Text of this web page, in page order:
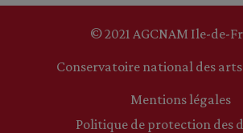
© 2021 AGCNAM Ile-de-
Conservatoire national des
Mentions légales
Politique de protection des